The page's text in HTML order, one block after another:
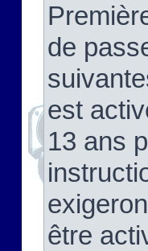
de
est
13 ans
être